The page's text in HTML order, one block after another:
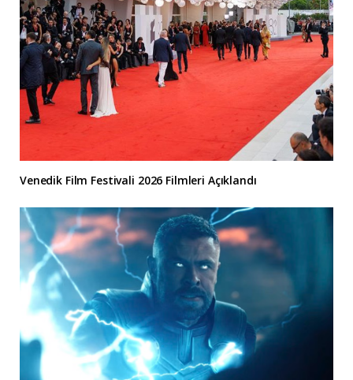
Venedik Film Festivali 2026 Filmleri Açıklandı